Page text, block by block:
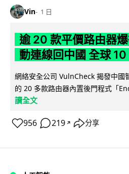
Vin 1 日
逾 20 款平價路由器
動連線回中國 全球
網絡安全公司 VulnCheck 揭發中
的 20 多款路由器內置後門程式「
讀全文
956 219 ↗ 分享